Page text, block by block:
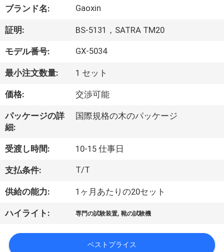
ク
ト
私
に
つ
い
て
工
場
旅
ブランド名: Gaoxin
証明: BS-5131，SATRA TM20
モデル番号: GX-5034
最小注文数量: 1 セット
価格: 交渉可能
パッケージの詳
細:
国際規格の木のパッケージ
受渡し時間: 10-15 仕事日
支払条件: T/T
供給の能力: 1ヶ月あたりの20セット
ハイライト: 専門の試験装置,靴の試験機
ベストプライス